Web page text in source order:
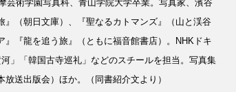
芸術学園写真科、 青山学院大学卒業。写真家、濱谷
』（朝日文庫）、『聖なるカトマンズ』（山と渓谷
』『龍を追う旅』（ともに福音館書店）。NHK ドキ
」「韓国古寺巡礼」などのスチールを担当。写真集
送出版会）ほか。
（同書紹介文より）